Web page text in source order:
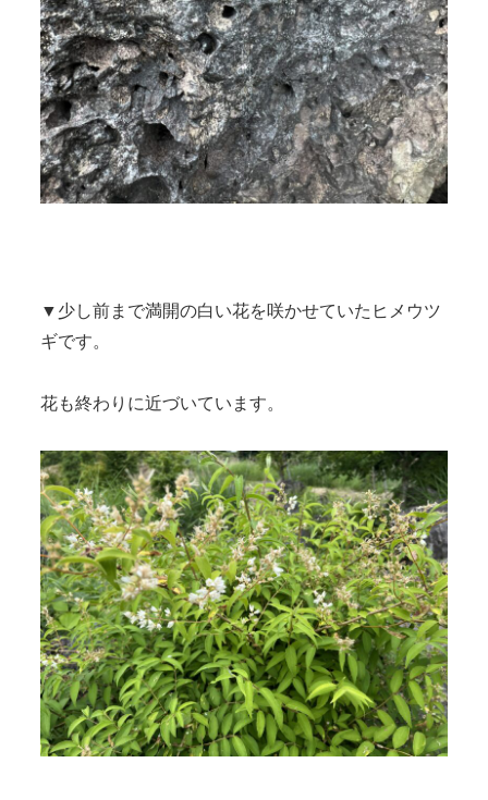
▼少し前まで満開の白い花を咲かせていたヒメウツ
ギです。
花も終わりに近づいています。